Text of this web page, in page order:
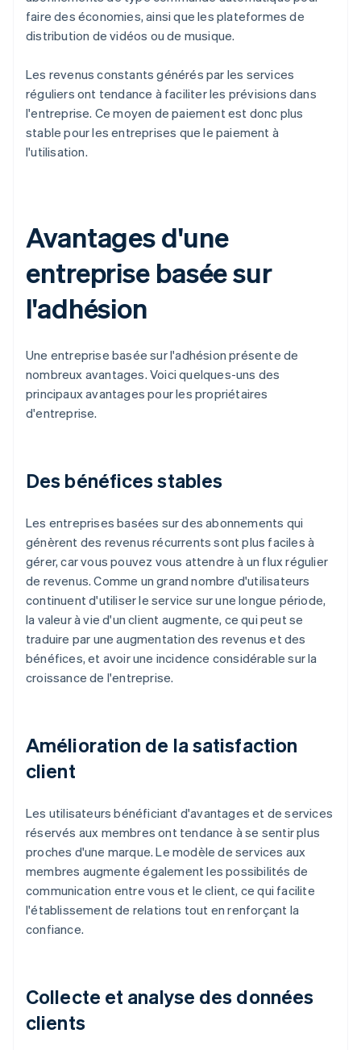
faire des économies, ainsi que les plateformes de
distribution de vidéos ou de musique.
Les revenus constants générés par les services
réguliers ont tendance à faciliter les prévisions dans
l'entreprise. Ce moyen de paiement est donc plus
stable pour les entreprises que le paiement à
l'utilisation.
Avantages d'une
entreprise basée sur
l'adhésion
Une entreprise basée sur l'adhésion présente de
nombreux avantages. Voici quelques-uns des
principaux avantages pour les propriétaires
d'entreprise.
Des bénéfices stables
Les entreprises basées sur des abonnements qui
génèrent des revenus récurrents sont plus faciles à
gérer, car vous pouvez vous attendre à un flux régulier
de revenus. Comme un grand nombre d'utilisateurs
continuent d'utiliser le service sur une longue période,
la valeur à vie d'un client augmente, ce qui peut se
traduire par une augmentation des revenus et des
bénéfices, et avoir une incidence considérable sur la
croissance de l'entreprise.
Amélioration de la satisfaction
client
Les utilisateurs bénéficiant d'avantages et de services
réservés aux membres ont tendance à se sentir plus
proches d'une marque. Le modèle de services aux
membres augmente également les possibilités de
communication entre vous et le client, ce qui facilite
l'établissement de relations tout en renforçant la
confiance.
Collecte et analyse des données
clients